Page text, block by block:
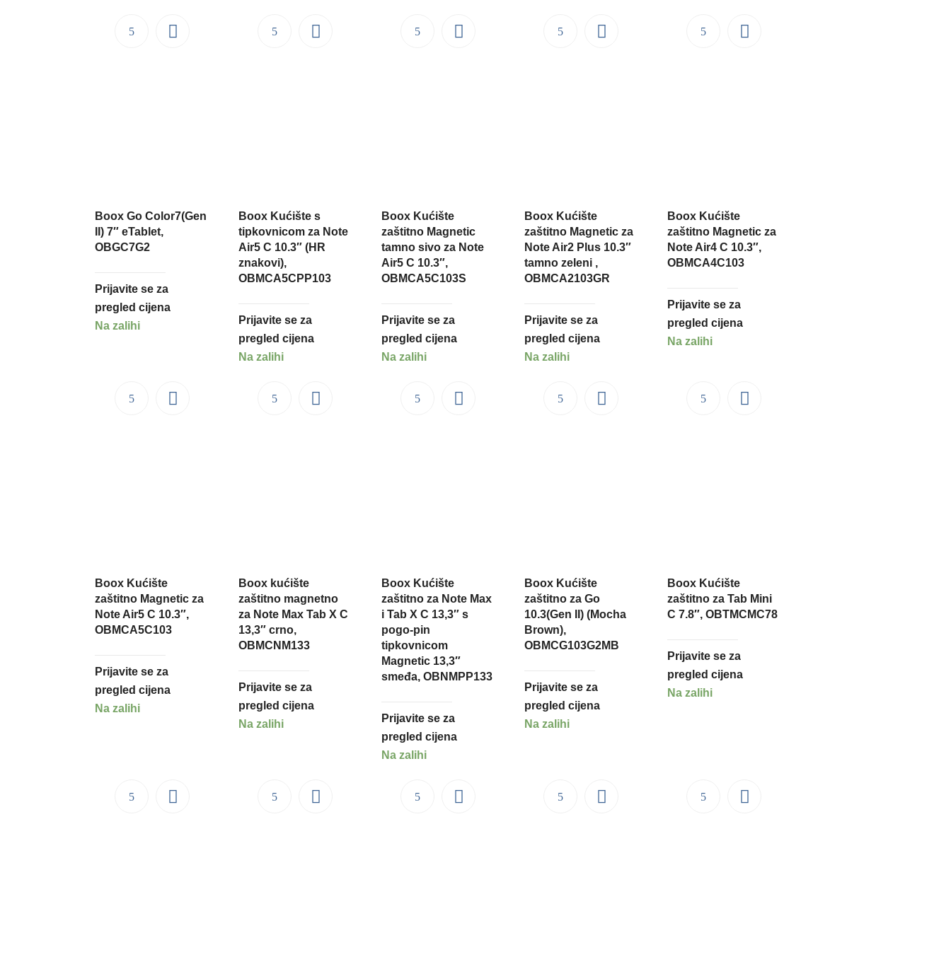
Boox Go Color7(Gen
II) 7″ eTablet,
OBGC7G2
Prijavite se za
pregled cijena
Na zalihi
Boox Kućište s
tipkovnicom za Note
Air5 C 10.3″ (HR
znakovi),
OBMCA5CPP103
Prijavite se za
pregled cijena
Na zalihi
Boox Kućište
zaštitno Magnetic
tamno sivo za Note
Air5 C 10.3″,
OBMCA5C103S
Prijavite se za
pregled cijena
Na zalihi
Boox Kućište
zaštitno Magnetic za
Note Air2 Plus 10.3″
tamno zeleni ,
OBMCA2103GR
Prijavite se za
pregled cijena
Na zalihi
Boox Kućište
zaštitno Magnetic za
Note Air4 C 10.3″,
OBMCA4C103
Prijavite se za
pregled cijena
Na zalihi
Boox Kućište
zaštitno Magnetic za
Note Air5 C 10.3″,
OBMCA5C103
Prijavite se za
pregled cijena
Na zalihi
Boox kućište
zaštitno magnetno
za Note Max Tab X C
13,3″ crno,
OBMCNM133
Prijavite se za
pregled cijena
Na zalihi
Boox Kućište
zaštitno za Note Max
i Tab X C 13,3″ s
pogo-pin
tipkovnicom
Magnetic 13,3″
smeđa, OBNMPP133
Prijavite se za
pregled cijena
Na zalihi
Boox Kućište
zaštitno za Go
10.3(Gen II) (Mocha
Brown),
OBMCG103G2MB
Prijavite se za
pregled cijena
Na zalihi
Boox Kućište
zaštitno za Tab Mini
C 7.8″, OBTMCMC78
Prijavite se za
pregled cijena
Na zalihi